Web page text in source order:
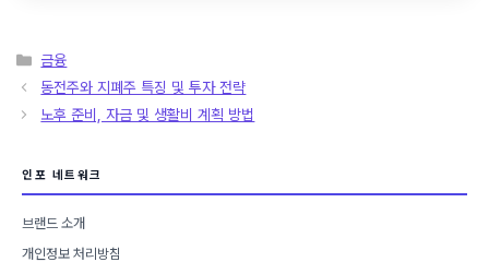
카
테
리
금융
동전주와 지폐주 특징 및 투자 전략
노후 준비, 자금 및 생활비 계획 방법
인포 네트워크
브랜드 소개
개인정보 처리방침